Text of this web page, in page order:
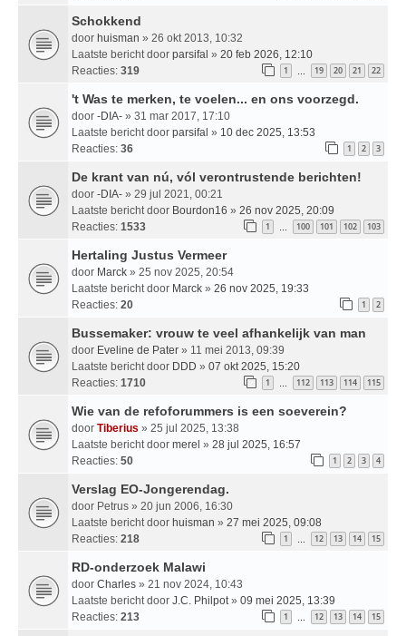
Schokkend
door huisman » 26 okt 2013, 10:32
Laatste bericht door parsifal » 20 feb 2026, 12:10
Reacties: 319 1 … 19 20 21 22
't Was te merken, te voelen... en ons voorzegd.
door -DIA- » 31 mar 2017, 17:10
Laatste bericht door parsifal » 10 dec 2025, 13:53
Reacties: 36 1 2 3
De krant van nú, vól verontrustende berichten!
door -DIA- » 29 jul 2021, 00:21
Laatste bericht door Bourdon16 » 26 nov 2025, 20:09
Reacties: 1533 1 … 100 101 102 103
Hertaling Justus Vermeer
door Marck » 25 nov 2025, 20:54
Laatste bericht door Marck » 26 nov 2025, 19:33
Reacties: 20 1 2
Bussemaker: vrouw te veel afhankelijk van man
door Eveline de Pater » 11 mei 2013, 09:39
Laatste bericht door DDD » 07 okt 2025, 15:20
Reacties: 1710 1 … 112 113 114 115
Wie van de refoforummers is een soeverein?
door Tiberius » 25 jul 2025, 13:38
Laatste bericht door merel » 28 jul 2025, 16:57
Reacties: 50 1 2 3 4
Verslag EO-Jongerendag.
door Petrus » 20 jun 2006, 16:30
Laatste bericht door huisman » 27 mei 2025, 09:08
Reacties: 218 1 … 12 13 14 15
RD-onderzoek Malawi
door Charles » 21 nov 2024, 10:43
Laatste bericht door J.C. Philpot » 09 mei 2025, 13:39
Reacties: 213 1 … 12 13 14 15